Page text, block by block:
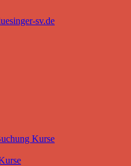
sv.de
Kurse